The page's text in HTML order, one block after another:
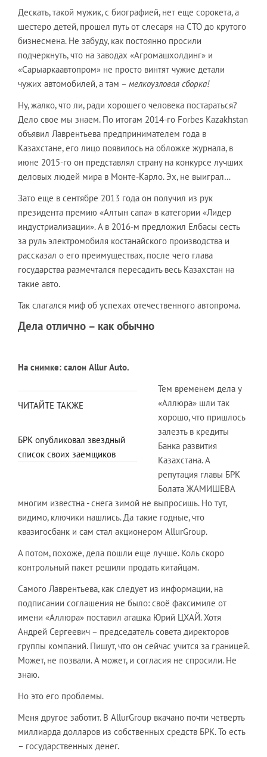
Дескать, такой мужик, с биографией, нет еще сорокета, а
шестеро детей, прошел путь от слесаря на СТО до крутого
бизнесмена. Не забуду, как постоянно просили
подчеркнуть, что на заводах «Агромашхолдинг» и
«Сарыаркаавтопром» не просто винтят чужие детали
чужих автомобилей, а там – мелкоузловая сборка!
Ну, жалко, что ли, ради хорошего человека постараться?
Дело свое мы знаем. По итогам 2014-го Forbes Kazakhstan
объявил Лаврентьева предпринимателем года в
Казахстане, его лицо появилось на обложке журнала, в
июне 2015-го он представлял страну на конкурсе лучших
деловых людей мира в Монте-Карло. Эх, не выиграл…
Зато еще в сентябре 2013 года он получил из рук
президента премию «Алтын сапа» в категории «Лидер
индустриализации». А в 2016-м предложил Елбасы сесть
за руль электромобиля костанайского производства и
рассказал о его преимуществах, после чего глава
государства размечтался пересадить весь Казахстан на
такие авто.
Так слагался миф об успехах отечественного автопрома.
Дела отлично – как обычно
На снимке: салон Allur Auto.
ЧИТАЙТЕ ТАКЖЕ
БРК опубликовал звездный
список своих заемщиков
Тем временем дела у
«Аллюра» шли так
хорошо, что пришлось
залезть в кредиты
Банка развития
Казахстана. А
репутация главы БРК
Болата ЖАМИШЕВА
многим известна - снега зимой не выпросишь. Но тут,
видимо, ключики нашлись. Да такие годные, что
квазигосбанк и сам стал акционером AllurGroup.
А потом, похоже, дела пошли еще лучше. Коль скоро
контрольный пакет решили продать китайцам.
Самого Лаврентьева, как следует из информации, на
подписании соглашения не было: своё факсимиле от
имени «Аллюра» поставил агашка Юрий ЦХАЙ. Хотя
Андрей Сергеевич – председатель совета директоров
группы компаний. Пишут, что он сейчас учится за границей.
Может, не позвали. А может, и согласия не спросили. Не
знаю.
Но это его проблемы.
Меня другое заботит. В AllurGroup вкачано почти четверть
миллиарда долларов из собственных средств БРК. То есть
– государственных денег.